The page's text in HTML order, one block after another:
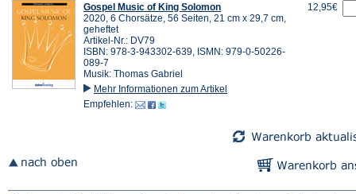
Gospel Music of King Solomon
2020, 6 Chorsätze, 56 Seiten, 21 cm x 29,7 cm,
geheftet
Artikel-Nr.: DV79
ISBN: 978-3-943302-639, ISMN: 979-0-50226-
089-7
Musik: Thomas Gabriel
Mehr Informationen zum Artikel
Empfehlen:
12,95€